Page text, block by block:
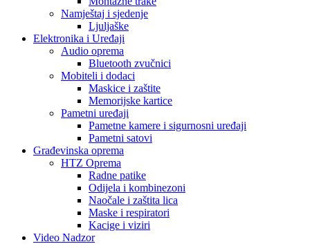
Namještaj i sjedenje
Ljuljaške
Elektronika i Uređaji
Audio oprema
Bluetooth zvučnici
Mobiteli i dodaci
Maskice i zaštite
Memorijske kartice
Pametni uređaji
Pametne kamere i sigurnosni uređaji
Pametni satovi
Građevinska oprema
HTZ Oprema
Radne patike
Odijela i kombinezoni
Naočale i zaštita lica
Maske i respiratori
Kacige i viziri
Video Nadzor